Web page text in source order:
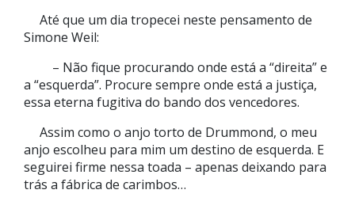
Até que um dia tropecei neste pensamento de
Simone Weil:
– Não fique procurando onde está a “direita” e
a “esquerda”. Procure sempre onde está a justiça,
essa eterna fugitiva do bando dos vencedores.
Assim como o anjo torto de Drummond, o meu
anjo escolheu para mim um destino de esquerda. E
seguirei firme nessa toada – apenas deixando para
trás a fábrica de carimbos…